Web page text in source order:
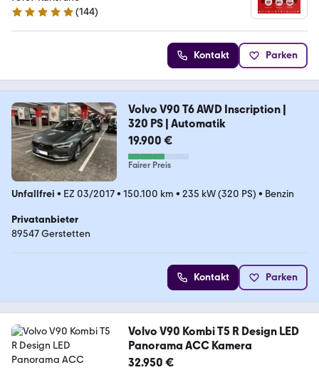
4.9 Sterne
(144)
Kontakt Parken
Volvo V90 T6 AWD Inscription |
320 PS | Automatik
19.900 €
Fairer Preis
Unfallfrei • EZ 03/2017• 150.100 km • 235 kW (320 PS) • Benzin
Privatanbieter
89547 Gerstetten
Kontakt Parken
Volvo V90 Kombi T5 R Design LED
Panorama ACC Kamera
32.950 €